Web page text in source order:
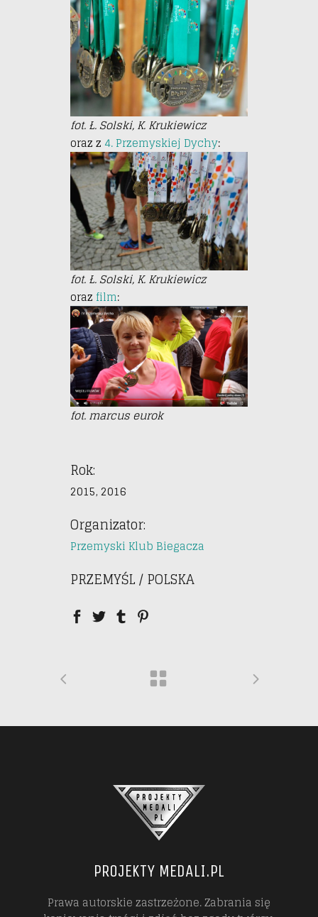
fot. Ł. Solski, K. Krukiewicz
oraz z 4. Przemyskiej Dychy:
fot. Ł. Solski, K. Krukiewicz
oraz film:
fot. marcus eurok
Rok:
2015, 2016
Organizator:
Przemyski Klub Biegacza
PRZEMYŚL / POLSKA
PROJEKTY MEDALI.PL
Prawa autorskie zastrzeżone. Zabrania się